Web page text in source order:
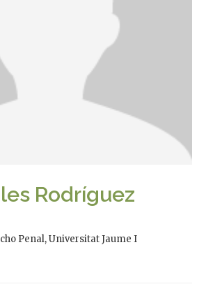
Rodríguez
Penal, Universitat Jaume I